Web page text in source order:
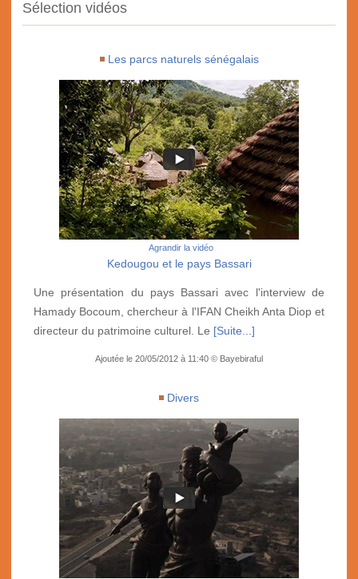
Sélection vidéos
Les parcs naturels sénégalais
Agrandir la vidéo
Kedougou et le pays Bassari
Une présentation du pays Bassari avec l'interview de
Hamady Bocoum, chercheur à l'IFAN Cheikh Anta Diop et
directeur du patrimoine culturel. Le [Suite...]
Ajoutée le 20/05/2012 à 11:40 © Bayebiraful
Divers